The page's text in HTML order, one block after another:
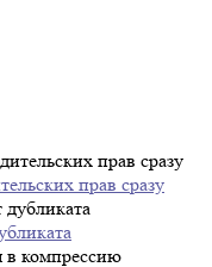
прав сразу